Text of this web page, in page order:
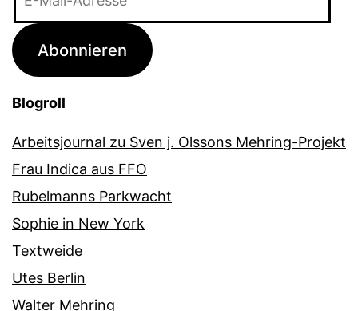
Adresse
Abonnieren
Blogroll
Arbeitsjournal zu Sven j. Olssons Mehring-Projekt
Frau Indica aus FFO
Rubelmanns Parkwacht
Sophie in New York
Textweide
Utes Berlin
Walter Mehring